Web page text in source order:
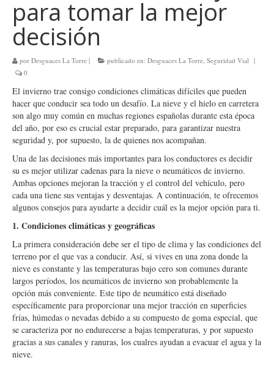
para tomar la mejor
decisión
por Desguaces La Torre | publicado en: Desguaces La Torre, Seguridad Vial |
0
El invierno trae consigo condiciones climáticas difíciles que pueden
hacer que conducir sea todo un desafío. La nieve y el hielo en carretera
son algo muy común en muchas regiones españolas durante esta época
del año, por eso es crucial estar preparado, para garantizar nuestra
seguridad y, por supuesto, la de quienes nos acompañan.
Una de las decisiones más importantes para los conductores es decidir
su es mejor utilizar cadenas para la nieve o neumáticos de invierno.
Ambas opciones mejoran la tracción y el control del vehículo, pero
cada una tiene sus ventajas y desventajas. A continuación, te ofrecemos
algunos consejos para ayudarte a decidir cuál es la mejor opción para ti.
1. Condiciones climáticas y geográficas
La primera consideración debe ser el tipo de clima y las condiciones del
terreno por el que vas a conducir. Así, si vives en una zona donde la
nieve es constante y las temperaturas bajo cero son comunes durante
largos períodos, los neumáticos de invierno son probablemente la
opción más conveniente. Este tipo de neumático está diseñado
específicamente para proporcionar una mejor tracción en superficies
frías, húmedas o nevadas debido a su compuesto de goma especial, que
se caracteriza por no endurecerse a bajas temperaturas, y por supuesto
gracias a sus canales y ranuras, los cualres ayudan a evacuar el agua y la
nieve.